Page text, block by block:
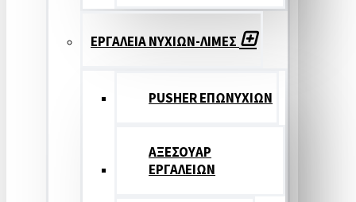
ΕΡΓΑΛΕΙΑ ΝΥΧΙΩΝ-ΛΙΜΕΣ
PUSHER ΕΠΩΝΥΧΙΩΝ
ΑΞΕΣΟΥΑΡ
ΕΡΓΑΛΕΙΩΝ